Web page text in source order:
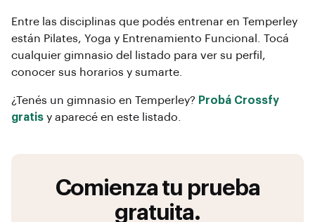
Entre las disciplinas que podés entrenar en Temperley
están Pilates, Yoga y Entrenamiento Funcional
. Tocá
cualquier gimnasio del listado para ver su perfil,
conocer sus horarios y sumarte.
¿Tenés un gimnasio en Temperley? Probá Crossfy
gratis y aparecé en este listado.
Comienza tu prueba
gratuita.